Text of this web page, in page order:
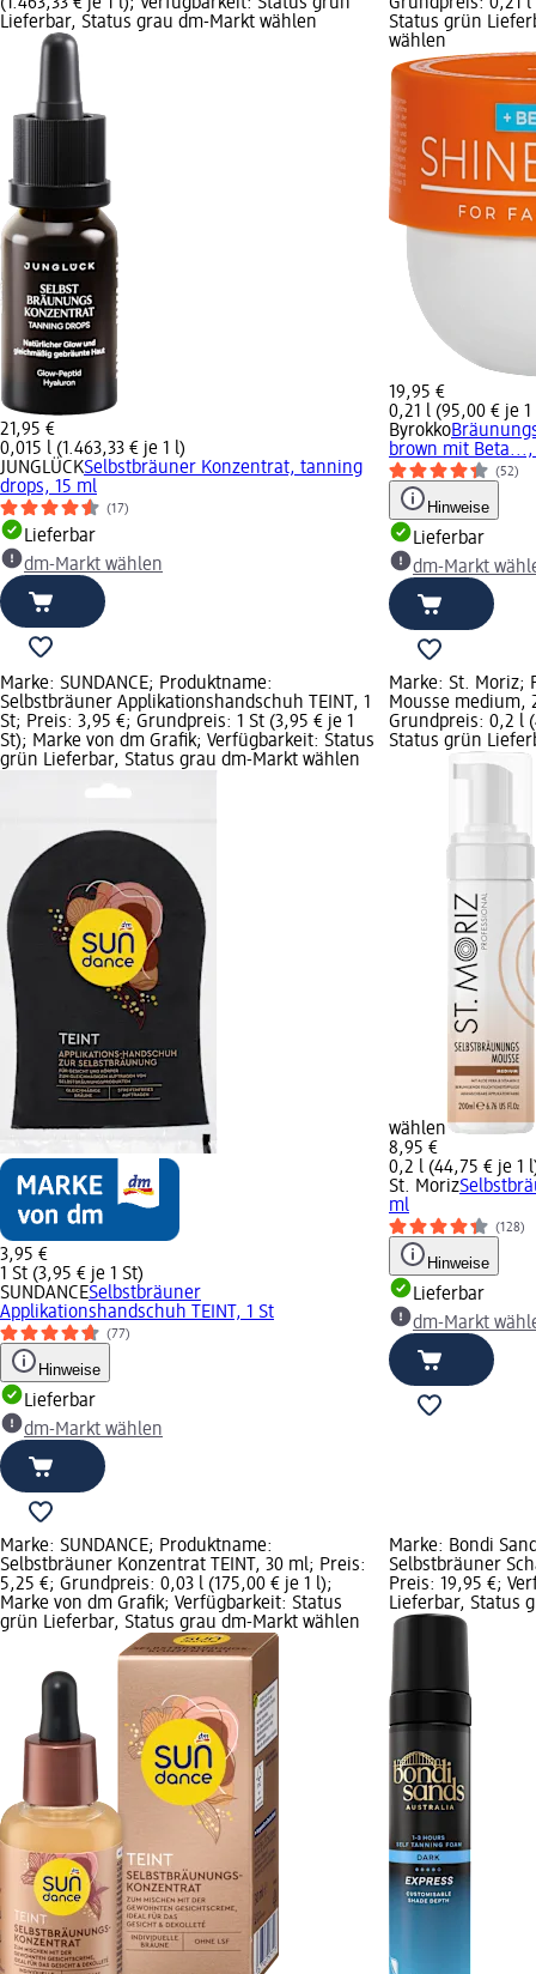
Lieferbar, Status grau dm-Markt wählen
21,95 €
0,015 l (1.463,33 € je 1 l)
JUNGLÜCKSelbstbräuner Konzentrat, tanning
drops, 15 ml
(17)
Lieferbar
dm-Markt wählen
Status grün
wählen
19,95 €
0,21 l (95,00 € je 1
Byrokko
brown mit Beta...,
(52)
Hinweise
Lieferbar
dm-Markt
Marke: SUNDANCE; Produktname:
Selbstbräuner Applikationshandschuh TEINT, 1
St; Preis: 3,95 €; Grundpreis: 1 St (3,95 € je 1
St); Marke von dm Grafik; Verfügbarkeit: Status
grün Lieferbar, Status grau dm-Markt wählen
3,95 €
1 St (3,95 € je 1 St)
SUNDANCESelbstbräuner
Applikationshandschuh TEINT, 1 St
(77)
Hinweise
Lieferbar
dm-Markt wählen
Marke: St. Moriz;
Mousse medium,
Grundpreis: 0,2 l
Status grün
wählen
8,95 €
0,2 l (44,75 € je 1
St. Moriz
ml
(128)
Hinweise
Lieferbar
dm-Markt
Marke: SUNDANCE; Produktname:
Selbstbräuner Konzentrat TEINT, 30 ml; Preis:
5,25 €; Grundpreis: 0,03 l (175,00 € je 1 l);
Marke von dm Grafik; Verfügbarkeit: Status
grün Lieferbar, Status grau dm-Markt wählen
Marke: Bondi
Selbstbräuner
Preis: 19,95 €;
Lieferbar, Status